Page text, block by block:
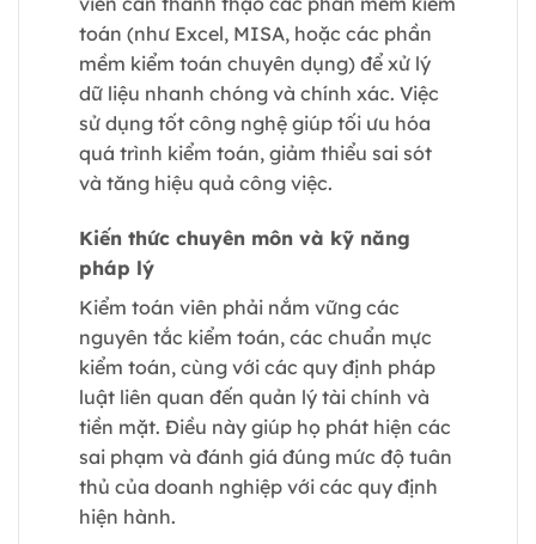
toán (như Excel, MISA, hoặc các phần
mềm kiểm toán chuyên dụng) để xử lý
dữ liệu nhanh chóng và chính xác. Việc
sử dụng tốt công nghệ giúp tối ưu hóa
quá trình kiểm toán, giảm thiểu sai sót
và tăng hiệu quả công việc.
Kiến thức chuyên môn và kỹ năng
pháp lý
Kiểm toán viên phải nắm vững các
nguyên tắc kiểm toán, các chuẩn mực
kiểm toán, cùng với các quy định pháp
luật liên quan đến quản lý tài chính và
tiền mặt. Điều này giúp họ phát hiện các
sai phạm và đánh giá đúng mức độ tuân
thủ của doanh nghiệp với các quy định
hiện hành.